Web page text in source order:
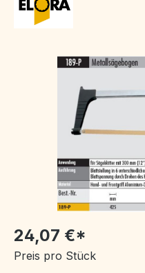
Bildergalerie überspringen
24,07 €*
Preis pro Stück